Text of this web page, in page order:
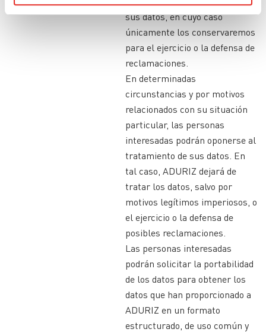
sus datos, en cuyo caso
únicamente los conservaremos
para el ejercicio o la defensa de
reclamaciones.
En determinadas
circunstancias y por motivos
relacionados con su situación
particular, las personas
interesadas podrán oponerse al
tratamiento de sus datos. En
tal caso, ADURIZ dejará de
tratar los datos, salvo por
motivos legítimos imperiosos, o
el ejercicio o la defensa de
posibles reclamaciones.
Las personas interesadas
podrán solicitar la portabilidad
de los datos para obtener los
datos que han proporcionado a
ADURIZ en un formato
estructurado, de uso común y